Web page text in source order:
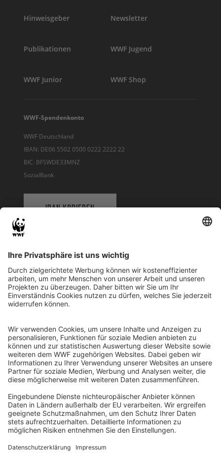
Hinweisgeber Newsletter
Publikationen WWF Jugend
WWF Junior WWF Shop
WWF-Spendenkonto
WWF Deutschland
IBAN: DE06 5502 0500 0222 2222 22
BIC: BFSWDE33MNZ
SozialBank
IBAN KOPIEREN
WWF Deutschland
Reinhardtstr. 18
10117 Berlin
Ihre Spende kann steuerlich geltend gemacht werden
Registriert als Stiftung WWF Deutschland, Senatsverwaltung für
Justiz Berlin, Az: 3416/976/2
Umsatzsteuer-Identifikationsnummer: DE 114236103
Freistellungsbescheid: Als gemeinnützige Körperschaft befreit
von der Körperschaftssteuer gem. §5 I 9 KStg. unter der
Steuernummer 27/641/09321